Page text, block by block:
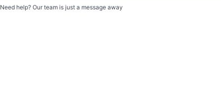
Need help? Our team is just a message away